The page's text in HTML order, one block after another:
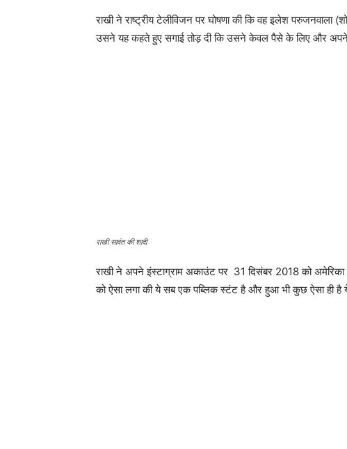
राखी ने राष्ट्रीय टेलीविजन पर घोषणा की कि वह इलेश
उसने यह कहते हुए सगाई तोड़ दी कि उसने केवल पैसे के लिए और
राखी सावंत की शादी
राखी ने अपने इंस्टाग्राम अकाउंट पर 31 दिसंबर 2018 को अमेरिका
को ऐसा लगा की ये सब एक पब्लिक स्टंट है और हुआ भी कुछ ऐसा ही है ये